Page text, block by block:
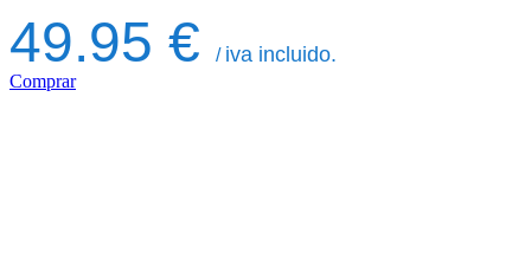
49.95 € / iva incluido.
Comprar